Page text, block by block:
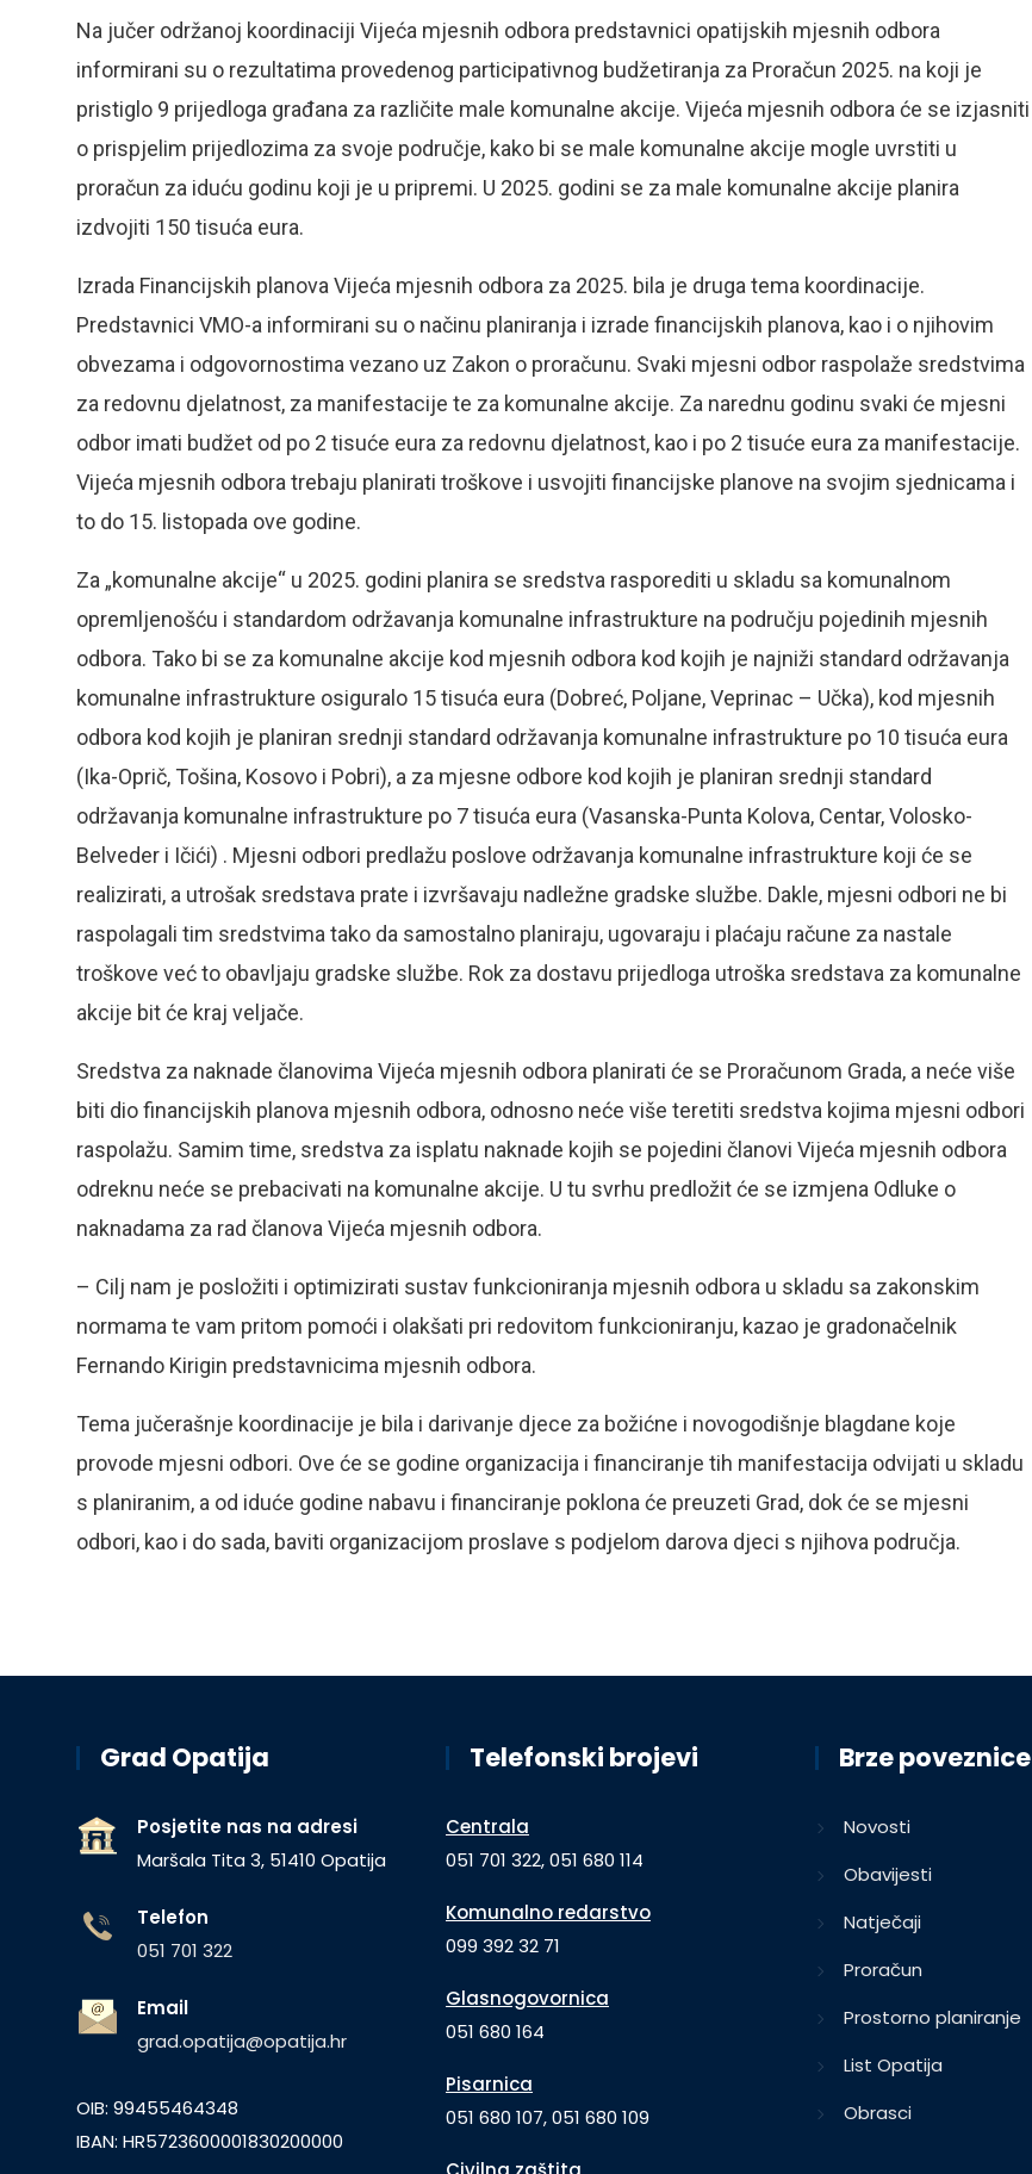
Na jučer održanoj koordinaciji Vijeća mjesnih odbora predstavnici opatijskih mjesnih odbora
informirani su o rezultatima provedenog participativnog budžetiranja za Proračun 2025. na koji je
pristiglo 9 prijedloga građana za različite male komunalne akcije. Vijeća mjesnih odbora će se izjasniti
o prispjelim prijedlozima za svoje područje, kako bi se male komunalne akcije mogle uvrstiti u
proračun za iduću godinu koji je u pripremi. U 2025. godini se za male komunalne akcije planira
izdvojiti 150 tisuća eura.
Izrada Financijskih planova Vijeća mjesnih odbora za 2025. bila je druga tema koordinacije.
Predstavnici VMO-a informirani su o načinu planiranja i izrade financijskih planova, kao i o njihovim
obvezama i odgovornostima vezano uz Zakon o proračunu. Svaki mjesni odbor raspolaže sredstvima
za redovnu djelatnost, za manifestacije te za komunalne akcije. Za narednu godinu svaki će mjesni
odbor imati budžet od po 2 tisuće eura za redovnu djelatnost, kao i po 2 tisuće eura za manifestacije.
Vijeća mjesnih odbora trebaju planirati troškove i usvojiti financijske planove na svojim sjednicama i
to do 15. listopada ove godine.
Za „komunalne akcije“ u 2025. godini planira se sredstva rasporediti u skladu sa komunalnom
opremljenošću i standardom održavanja komunalne infrastrukture na području pojedinih mjesnih
odbora. Tako bi se za komunalne akcije kod mjesnih odbora kod kojih je najniži standard održavanja
komunalne infrastrukture osiguralo 15 tisuća eura (Dobreć, Poljane, Veprinac – Učka), kod mjesnih
odbora kod kojih je planiran srednji standard održavanja komunalne infrastrukture po 10 tisuća eura
(Ika-Oprič, Tošina, Kosovo i Pobri), a za mjesne odbore kod kojih je planiran srednji standard
održavanja komunalne infrastrukture po 7 tisuća eura (Vasanska-Punta Kolova, Centar, Volosko-
Belveder i Ičići) . Mjesni odbori predlažu poslove održavanja komunalne infrastrukture koji će se
realizirati, a utrošak sredstava prate i izvršavaju nadležne gradske službe. Dakle, mjesni odbori ne bi
raspolagali tim sredstvima tako da samostalno planiraju, ugovaraju i plaćaju račune za nastale
troškove već to obavljaju gradske službe. Rok za dostavu prijedloga utroška sredstava za komunalne
akcije bit će kraj veljače.
Sredstva za naknade članovima Vijeća mjesnih odbora planirati će se Proračunom Grada, a neće više
biti dio financijskih planova mjesnih odbora, odnosno neće više teretiti sredstva kojima mjesni odbori
raspolažu. Samim time, sredstva za isplatu naknade kojih se pojedini članovi Vijeća mjesnih odbora
odreknu neće se prebacivati na komunalne akcije. U tu svrhu predložit će se izmjena Odluke o
naknadama za rad članova Vijeća mjesnih odbora.
– Cilj nam je posložiti i optimizirati sustav funkcioniranja mjesnih odbora u skladu sa zakonskim
normama te vam pritom pomoći i olakšati pri redovitom funkcioniranju, kazao je gradonačelnik
Fernando Kirigin predstavnicima mjesnih odbora.
Tema jučerašnje koordinacije je bila i darivanje djece za božićne i novogodišnje blagdane koje
provode mjesni odbori. Ove će se godine organizacija i financiranje tih manifestacija odvijati u skladu
s planiranim, a od iduće godine nabavu i financiranje poklona će preuzeti Grad, dok će se mjesni
odbori, kao i do sada, baviti organizacijom proslave s podjelom darova djeci s njihova područja.
Grad Opatija
Posjetite nas na adresi
Maršala Tita 3, 51410 Opatija
Telefon
051 701 322
Email
grad.opatija@opatija.hr
OIB: 99455464348
IBAN: HR5723600001830200000
Telefonski brojevi
Centrala
051 701 322, 051 680 114
Komunalno redarstvo
099 392 32 71
Glasnogovornica
051 680 164
Pisarnica
051 680 107, 051 680 109
Brze poveznice
Novosti
Obavijesti
Natječaji
Proračun
Prostorno planiranje
List Opatija
Obrasci